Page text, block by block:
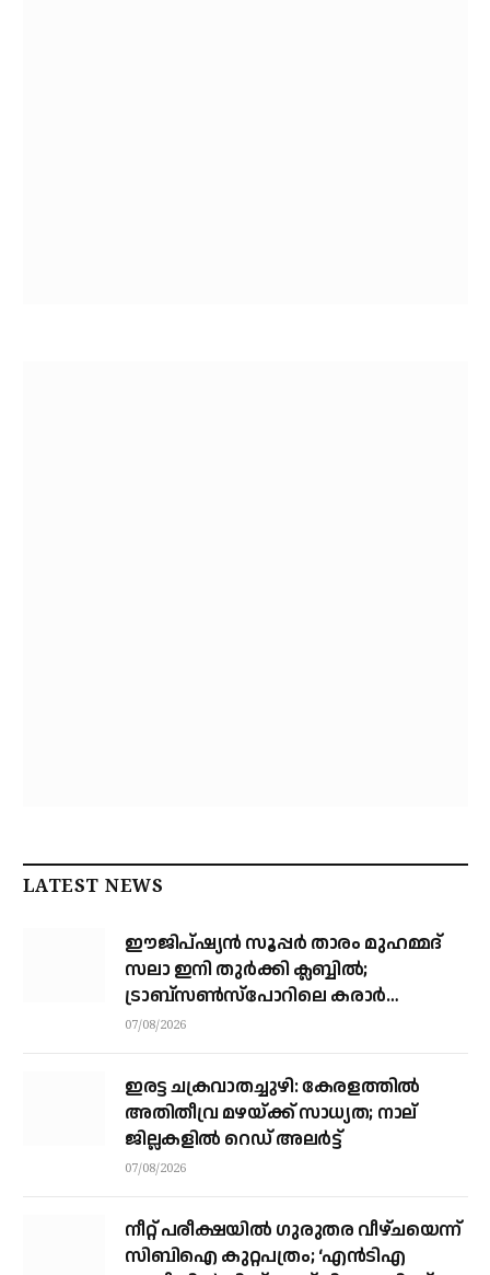
LATEST NEWS
ഈജിപ്ഷ്യന്‍ സൂപ്പര്‍ താരം മുഹമ്മദ്
സലാ ഇനി തുര്‍ക്കി ക്ലബ്ബില്‍;
ട്രാബ്‌സണ്‍സ്‌പോറിലെ കരാര്‍
അവസാനഘട്ടത്തില്‍
07/08/2026
ഇരട്ട ചക്രവാതച്ചുഴി: കേരളത്തില്‍
അതിതീവ്ര മഴയ്ക്ക് സാധ്യത; നാല്
ജില്ലകളില്‍ റെഡ് അലര്‍ട്ട്
07/08/2026
നീറ്റ് പരീക്ഷയില്‍ ഗുരുതര വീഴ്ചയെന്ന്
സിബിഐ കുറ്റപത്രം; ‘എന്‍ടിഎ